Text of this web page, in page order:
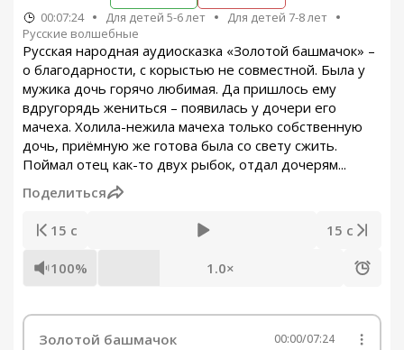
00:07:24 Для детей 5-6 лет
Для детей 7-8 лет
Русские волшебные
Русская народная аудиосказка «Золотой башмачок» –
о благодарности, с корыстью не совместной. Была у
мужика дочь горячо любимая. Да пришлось ему
вдругорядь жениться – появилась у дочери его
мачеха. Холила-нежила мачеха только собственную
дочь, приёмную же готова была со свету сжить.
Поймал отец как-то двух рыбок, отдал дочерям...
Поделиться
15 с 15 с
100% 1.0×
Золотой башмачок 00:00/07:24